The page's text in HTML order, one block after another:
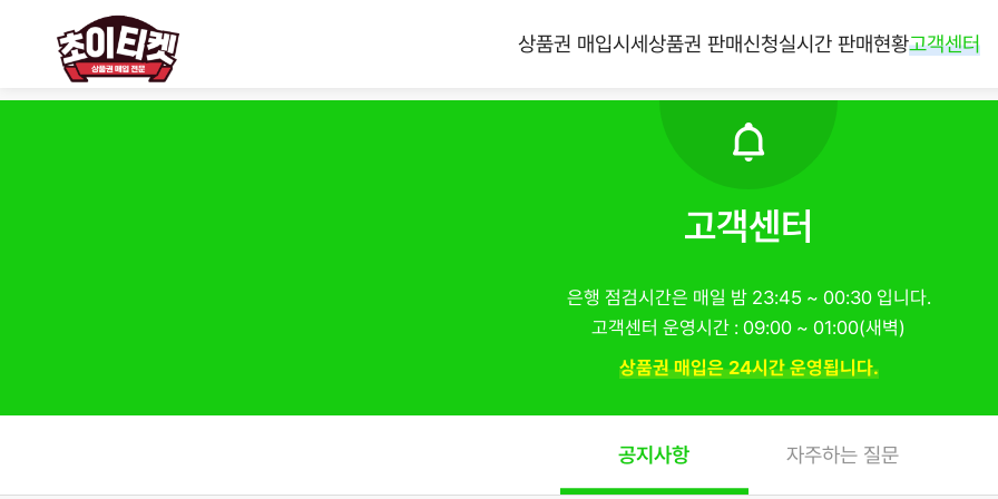
상품권 매입시세상품권 판매신청실시간 판매현황고객센터
고객센터
은행 점검시간은 매일 밤 23:45 ~ 00:30 입니다.
고객센터 운영시간 : 09:00 ~ 01:00(새벽)
상품권 매입은 24시간 운영됩니다.
공지사항 자주하는 질문